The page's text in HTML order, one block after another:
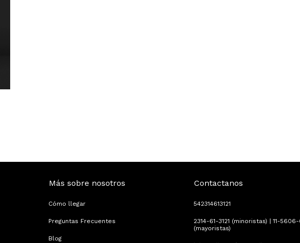
Más sobre nosotros
Cómo llegar
Preguntas Frecuentes
Blog
Contactanos
542314613121
2314-61-3121 (minoristas) | 11-
(mayoristas)